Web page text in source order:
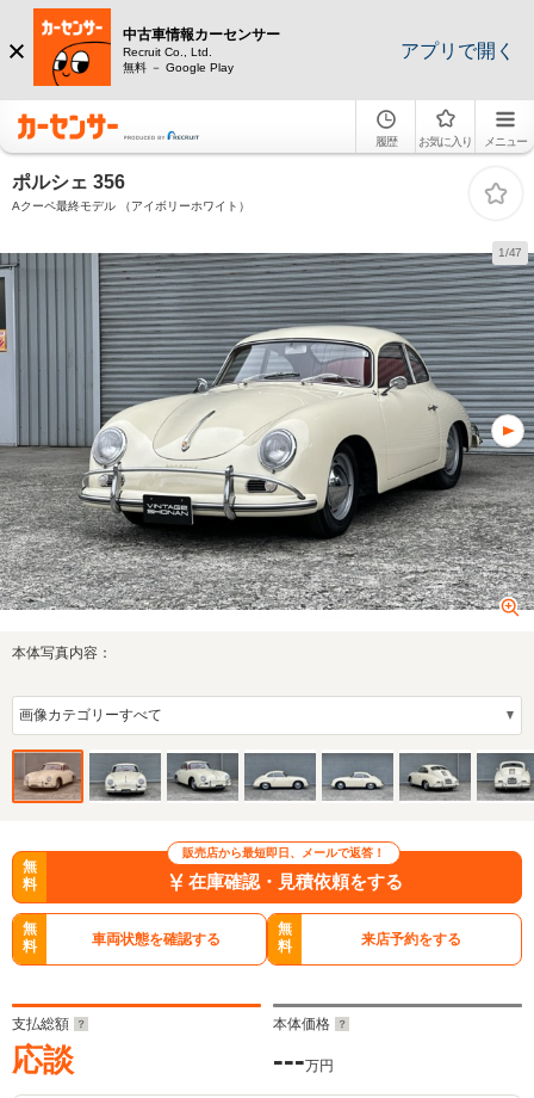
中古車情報カーセンサー
Recruit Co., Ltd.
無料 － Google Play
アプリで開く
履歴 お気に入り メニュー
ポルシェ 356
Aクーペ最終モデル （アイボリーホワイト）
1/47
本体写真内容：
販売店から最短即日、メールで返答！
無
料
在庫確認・見積依頼をする
無
料
車両状態を確認する
無
料
来店予約をする
支払総額
応談
本体価格
---万円